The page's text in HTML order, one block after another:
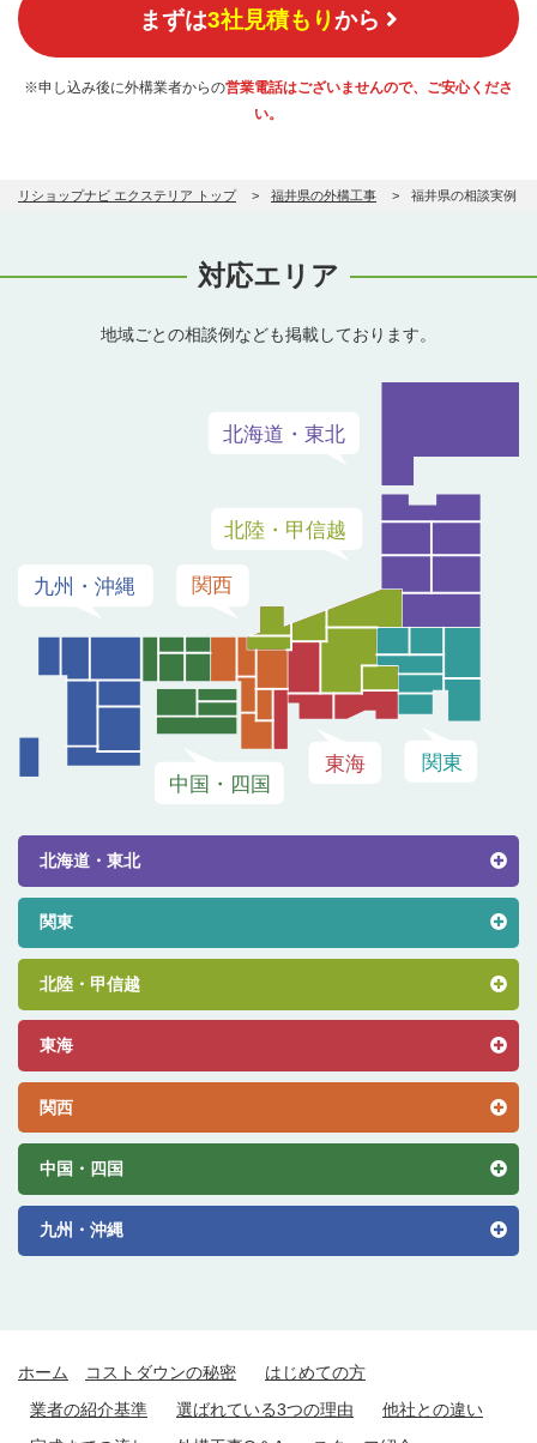
リショップナビ エクステリア トップ 福井県の外構工事 福井県の相談実例
まずは3社見積もりから
※申し込み後に外構業者からの営業電話はございませんので、ご安心くださ
い。
対応エリア
地域ごとの相談例なども掲載しております。
北海道・東北
関東
北陸・甲信越
東海
関西
中国・四国
九州・沖縄
ホーム コストダウンの秘密
はじめての方
業者の紹介基準
選ばれている3つの理由
他社との違い